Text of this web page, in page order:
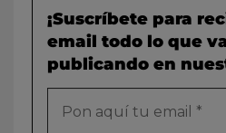
¡Suscríbete para
email todo lo que
publicando en